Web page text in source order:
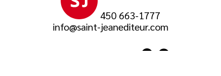
450 663-1777
info@saint-jeanediteur.com